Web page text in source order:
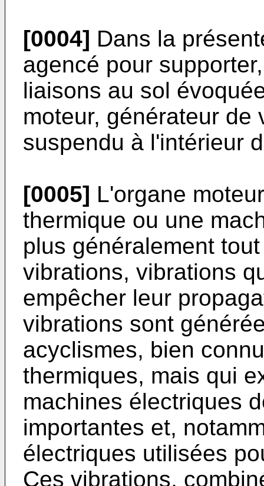
[0004] Dans la
agencé pour
liaisons au sol
moteur, générateur de
suspendu à l'intérieur
[0005] L'organe
thermique ou une
plus généralement
vibrations, vibrations
empêcher leur
vibrations sont
acyclismes, bien
thermiques, mais qui
machines électriques
importantes et,
électriques utilisées
Ces vibrations,